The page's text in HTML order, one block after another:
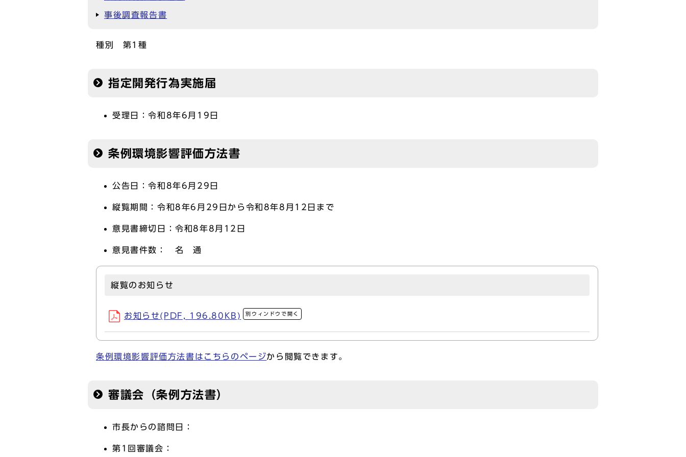
事後調査報告書
種別 第1種
指定開発行為実施届
受理日：令和8年6月19日
条例環境影響評価方法書
公告日：令和8年6月29日
縦覧期間：令和8年6月29日から令和8年8月12日まで
意見書締切日：令和8年8月12日
意見書件数： 名 通
縦覧のお知らせ
お知らせ(PDF, 196.80KB) 別ウィンドウで開く
条例環境影響評価方法書はこちらのページから閲覧できます。
審議会（条例方法書）
市長からの諮問日：
第1回審議会：